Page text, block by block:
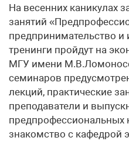
На весенних каникулах
занятий
предпринимательство и
тренинги пройдут на
МГУ имени
семинаров
лекций, практические
преподаватели и
предпрофессиональных
знакомство с кафедрой